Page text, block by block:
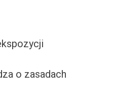
o zasadach